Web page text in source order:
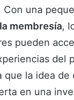
Con una
membresía,
pueden
del
que la idea
en una